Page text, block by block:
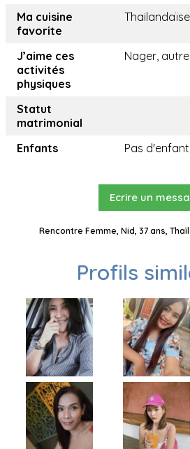
Ma cuisine
favorite
Thailandaïse
J’aime ces
activités
physiques
Nager, autre
Statut
matrimonial
Enfants
Pas d'enfant
Ecrire un
Rencontre Femme, Nid, 37 ans,
Profils